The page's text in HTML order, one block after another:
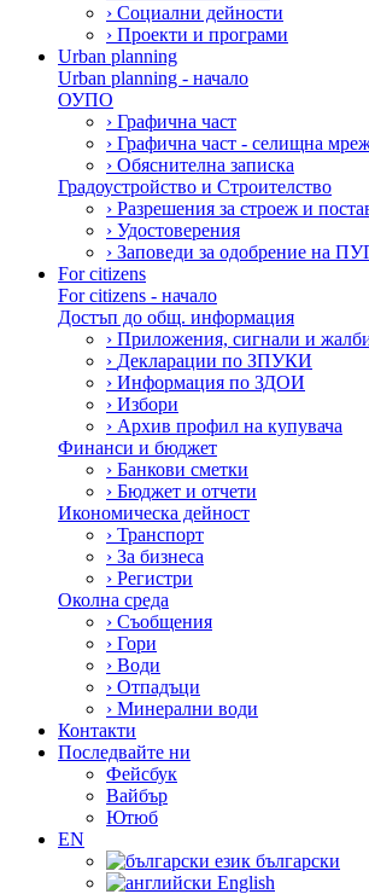
› Социални дейности
› Проекти и програми
Urban planning
Urban planning - начало
ОУПО
› Графична част
› Графична част - селищна
› Обяснителна записка
Градоустройство и Строителство
› Разрешения за строеж и
› Удостоверения
› Заповеди за одобрение на
For citizens
For citizens - начало
Достъп до общ. информация
› Приложения, сигнали и
› Декларации по ЗПУКИ
› Информация по ЗДОИ
› Избори
› Архив профил на купувача
Финанси и бюджет
› Банкови сметки
› Бюджет и отчети
Икономическа дейност
› Транспорт
› За бизнеса
› Регистри
Околна среда
› Съобщения
› Гори
› Води
› Отпадъци
› Минерални води
Контакти
Последвайте ни
Фейсбук
Вайбър
Ютюб
EN
български
English